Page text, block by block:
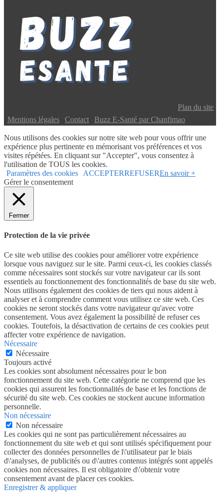
Plan du site
Mentions légales Contact Buzz E-Santé par Chanfimao
Nous utilisons des cookies sur notre site web pour vous offrir une
expérience plus pertinente en mémorisant vos préférences et vos
visites répétées. En cliquant sur "Accepter", vous consentez à
l'utilisation de TOUS les cookies.
Paramètres des cookies
ACCEPTERREFUSEREn savoir +
Gérer le consentement
Fermer
Protection de la vie privée
Ce site web utilise des cookies pour améliorer votre expérience
lorsque vous naviguez sur le site. Parmi ceux-ci, les cookies classés
comme nécessaires sont stockés sur votre navigateur car ils sont
essentiels au fonctionnement des fonctionnalités de base du site web.
Nous utilisons également des cookies de tiers qui nous aident à
analyser et à comprendre comment vous utilisez ce site web. Ces
cookies ne seront stockés dans votre navigateur qu'avec votre
consentement. Vous avez également la possibilité de refuser ces
cookies. Toutefois, la désactivation de certains de ces cookies peut
affecter votre expérience de navigation.
Nécessaire
Nécessaire
Toujours activé
Les cookies sont absolument nécessaires pour le bon
fonctionnement du site web. Cette catégorie ne comprend que les
cookies qui assurent les fonctionnalités de base et les fonctions de
sécurité du site web. Ces cookies ne stockent aucune information
personnelle.
Non nécessaire
Non nécessaire
Les cookies qui ne sont pas particulièrement nécessaires au
fonctionnement du site web et qui sont utilisés spécifiquement pour
collecter des données personnelles de l\'utilisateur par le biais
d\'analyses, de publicités ou d\'autres contenus intégrés sont appelés
cookies non nécessaires. Il est obligatoire d\'obtenir votre
consentement avant de placer ces cookies.
Enregistrer & appliquer